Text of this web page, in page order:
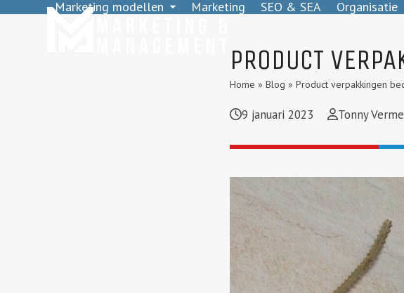
Marketing modellen Marketing SEO & SEA Organisatie
PRODUCT
Home »Blog »Product verpakkingen
9 januari 2023 Tonny